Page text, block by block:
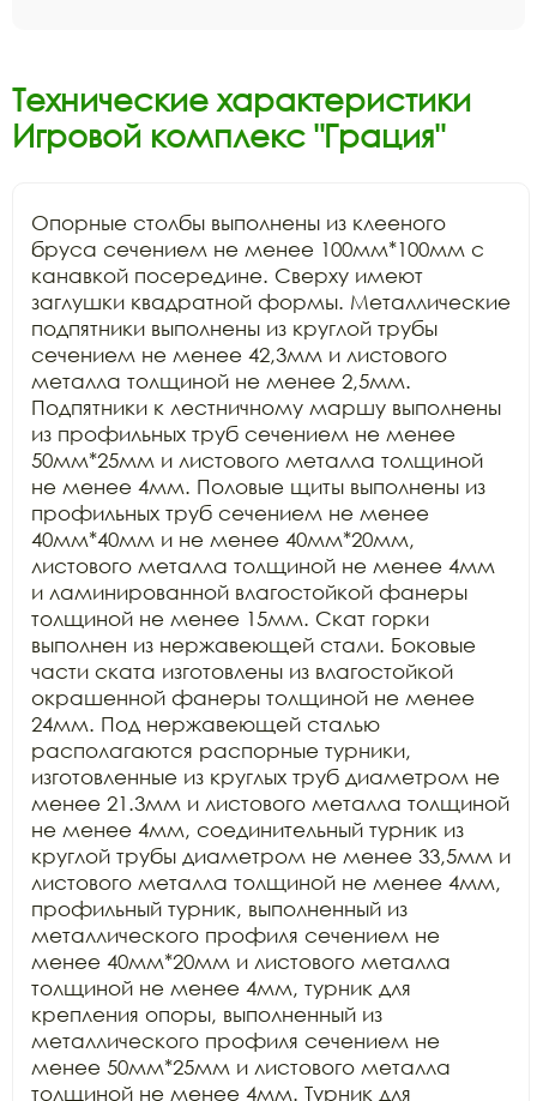
Технические характеристики
Игровой комплекс "Грация"
Опорные столбы выполнены из клееного
бруса сечением не менее 100мм*100мм с
канавкой посередине. Сверху имеют
заглушки квадратной формы. Металлические
подпятники выполнены из круглой трубы
сечением не менее 42,3мм и листового
металла толщиной не менее 2,5мм.
Подпятники к лестничному маршу выполнены
из профильных труб сечением не менее
50мм*25мм и листового металла толщиной
не менее 4мм. Половые щиты выполнены из
профильных труб сечением не менее
40мм*40мм и не менее 40мм*20мм,
листового металла толщиной не менее 4мм
и ламинированной влагостойкой фанеры
толщиной не менее 15мм. Скат горки
выполнен из нержавеющей стали. Боковые
части ската изготовлены из влагостойкой
окрашенной фанеры толщиной не менее
24мм. Под нержавеющей сталью
располагаются распорные турники,
изготовленные из круглых труб диаметром не
менее 21.3мм и листового металла толщиной
не менее 4мм, соединительный турник из
круглой трубы диаметром не менее 33,5мм и
листового металла толщиной не менее 4мм,
профильный турник, выполненный из
металлического профиля сечением не
менее 40мм*20мм и листового металла
толщиной не менее 4мм, турник для
крепления опоры, выполненный из
металлического профиля сечением не
менее 50мм*25мм и листового металла
толщиной не менее 4мм. Турник для